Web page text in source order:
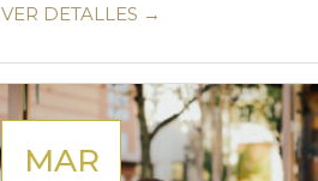
VER DETALLES →
MAR